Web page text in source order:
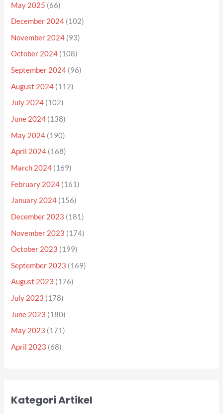
May 2025 (66)
December 2024 (102)
November 2024 (93)
October 2024 (108)
September 2024 (96)
August 2024 (112)
July 2024 (102)
June 2024 (138)
May 2024 (190)
April 2024 (168)
March 2024 (169)
February 2024 (161)
January 2024 (156)
December 2023 (181)
November 2023 (174)
October 2023 (199)
September 2023 (169)
August 2023 (176)
July 2023 (178)
June 2023 (180)
May 2023 (171)
April 2023 (68)
Kategori Artikel